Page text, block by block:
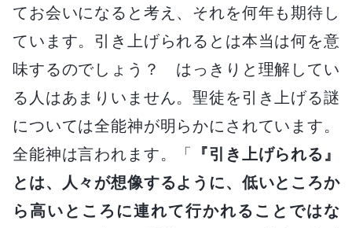
てお会いになると考え、それを何年も期待し
ています。引き上げられるとは本当は何を意
味するのでしょう？ はっきりと理解してい
る人はあまりいません。聖徒を引き上げる謎
については全能神が明らかにされています。
全能神は言われます。「
『引き上げられる』
とは、人々が想像するように、低いところか
ら高いところに連れて行かれることではな